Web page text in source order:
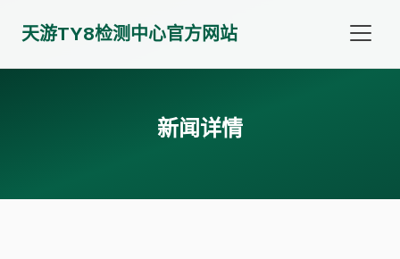
天游TY8检测中心官方网站
新闻详情